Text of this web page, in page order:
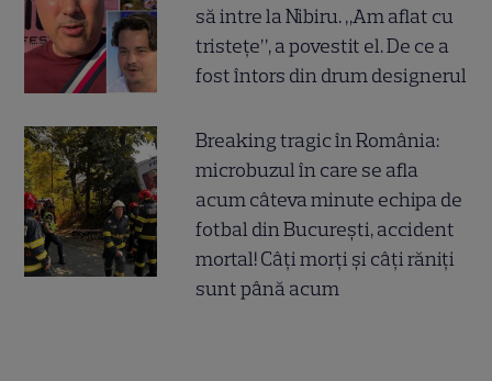
să intre la Nibiru. „Am aflat cu
tristețe”, a povestit el. De ce a
fost întors din drum designerul
Breaking tragic în România:
microbuzul în care se afla
acum câteva minute echipa de
fotbal din București, accident
mortal! Câți morți și câți răniți
sunt până acum